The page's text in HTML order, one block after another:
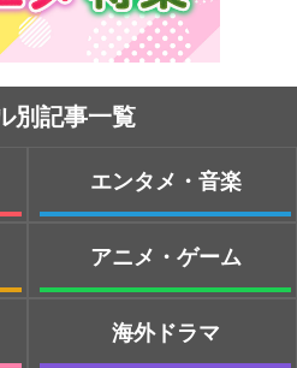
別記事一覧
エンタメ・音楽
アニメ・ゲーム
海外ドラマ